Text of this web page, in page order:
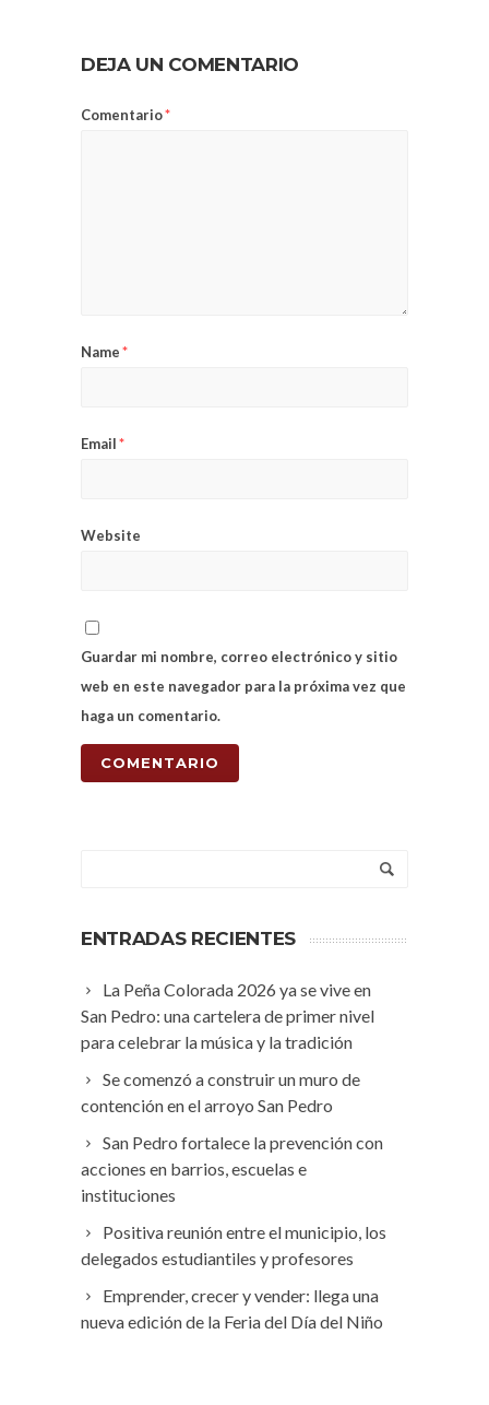
DEJA UN COMENTARIO
Comentario*
Name*
Email*
Website
Guardar mi nombre, correo electrónico y sitio
web en este navegador para la próxima vez que
haga un comentario.
ENTRADAS RECIENTES
La Peña Colorada 2026 ya se vive en
San Pedro: una cartelera de primer nivel
para celebrar la música y la tradición
Se comenzó a construir un muro de
contención en el arroyo San Pedro
San Pedro fortalece la prevención con
acciones en barrios, escuelas e
instituciones
Positiva reunión entre el municipio, los
delegados estudiantiles y profesores
Emprender, crecer y vender: llega una
nueva edición de la Feria del Día del Niño